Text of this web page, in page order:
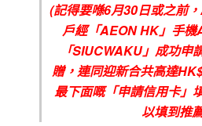
(記得要喺6月30日或之前，
戶經「AEON HK」手機
「SIUCWAKU」成功申
贈，連同迎新合共高達
最下面嘅「申請信用卡」
以填到推